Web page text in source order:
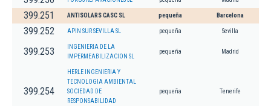
399.251 ANTISOLARS CASC SL pequeña Barcelona
399.252 APIN SUR SEVILLA SL pequeña Sevilla
399.253
INGENIERIA DE LA
IMPERMEABILIZACION SL
pequeña Madrid
399.254
HERLE INGENIERIA Y
TECNOLOGIA AMBIENTAL
SOCIEDAD DE
RESPONSABILIDAD
pequeña Tenerife